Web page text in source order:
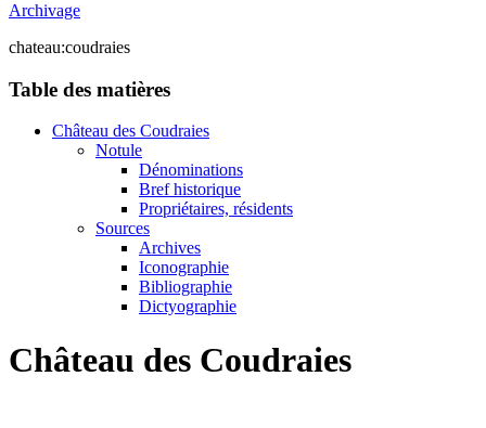
Archivage
chateau:coudraies
Table des matières
Château des Coudraies
Notule
Dénominations
Bref historique
Propriétaires, résidents
Sources
Archives
Iconographie
Bibliographie
Dictyographie
Château des Coudraies